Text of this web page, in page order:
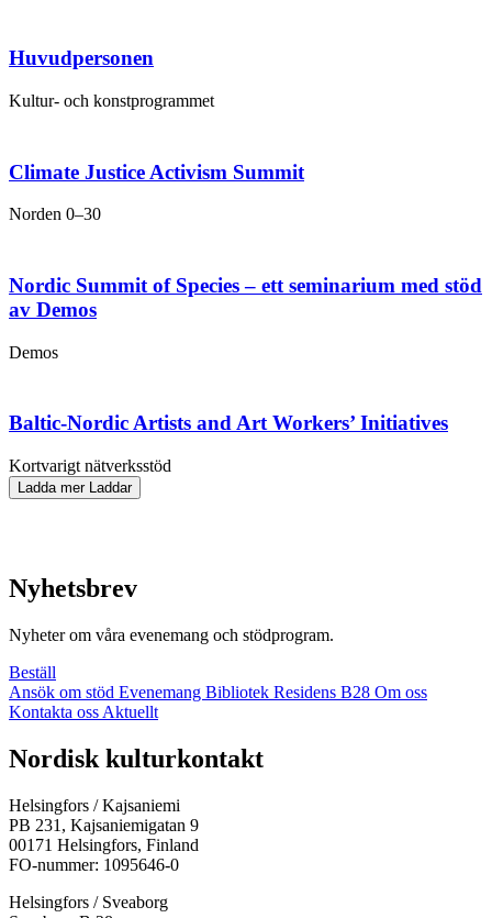
Huvudpersonen
Kultur- och konst­programmet
Climate Justice Activism Summit
Norden 0–30
Nordic Summit of Species – ett seminarium med stöd
av Demos
Demos
Baltic-Nordic Artists and Art Workers’ Initiatives
Kortvarigt nätverks­stöd
Ladda mer Laddar
Nyhetsbrev
Nyheter om våra evenemang och stödprogram.
Beställ
Ansök om stöd Evenemang Bibliotek Residens B28 Om oss
Kontakta oss Aktuellt
Facebook:
Öppnas
en
ny
flik
Instagram:
Öppnas
en
ny
flik
TikTok:
Öppnas
en
ny
flik
Youtube:
Öppnas
en
ny
flik
Vimeo:
Öppnas
en
ny
flik
Nordisk kulturkontakt
Helsingfors / Kajsaniemi
PB 231, Kajsaniemigatan 9
00171 Helsingfors, Finland
FO-nummer: 1095646-0
Helsingfors / Sveaborg